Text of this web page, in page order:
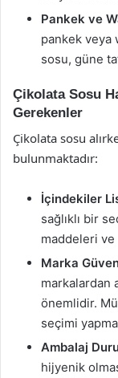
Pankek ve
pankek veya
sosu, güne
Çikolata Sosu
Gerekenler
Çikolata sosu
bulunmaktadır:
İçindekiler
sağlıklı bir
maddeleri
Marka
markalardan
önemlidir.
seçimi
Ambalaj
hijyenik